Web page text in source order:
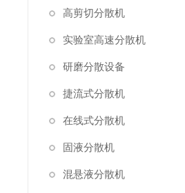
高剪切分散机
实验室高速分散机
研磨分散设备
捷流式分散机
在线式分散机
固液分散机
混悬液分散机